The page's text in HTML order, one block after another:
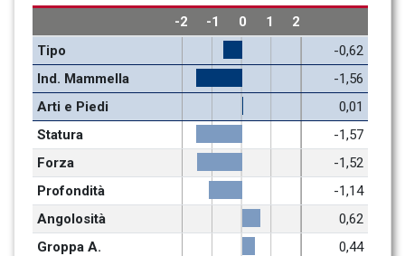
-2 -1 0 1
2
Tipo
-0,62
Ind. Mammella
-1,56
Arti e Piedi
0,01
Statura
-1,57
Forza
-1,52
Profondità
-1,14
Angolosità
0,62
Groppa A.
0,44